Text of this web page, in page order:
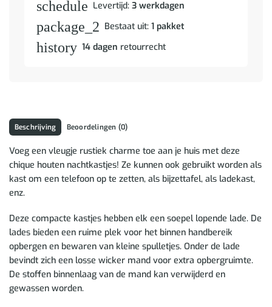
schedule Levertijd: 3 werkdagen
package_2 Bestaat uit: 1 pakket
history 14 dagen retourrecht
Beschrijving Beoordelingen (0)
Voeg een vleugje rustiek charme toe aan je huis met deze
chique houten nachtkastjes! Ze kunnen ook gebruikt worden als
kast om een telefoon op te zetten, als bijzettafel, als ladekast,
enz.
Deze compacte kastjes hebben elk een soepel lopende lade. De
lades bieden een ruime plek voor het binnen handbereik
opbergen en bewaren van kleine spulletjes. Onder de lade
bevindt zich een losse wicker mand voor extra opbergruimte.
De stoffen binnenlaag van de mand kan verwijderd en
gewassen worden.